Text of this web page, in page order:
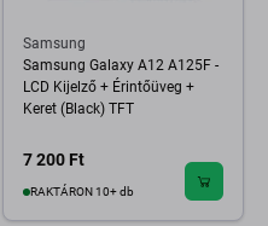
Samsung
Samsung Galaxy A12 A125F -
LCD Kijelző + Érintőüveg +
Keret (Black) TFT
7 200 Ft
RAKTÁRON 10+ db